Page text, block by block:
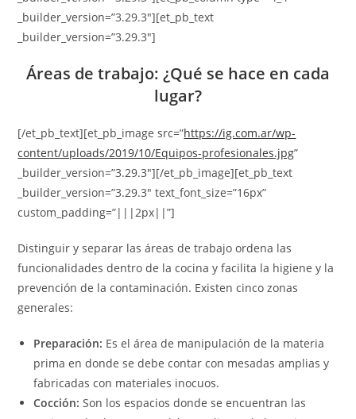
_builder_version=”3.29.3″][et_pb_text
_builder_version=”3.29.3″]
Áreas de trabajo: ¿Qué se hace en cada
lugar?
[/et_pb_text][et_pb_image src=”https://ig.com.ar/wp-
content/uploads/2019/10/Equipos-profesionales.jpg”
_builder_version=”3.29.3″][/et_pb_image][et_pb_text
_builder_version=”3.29.3″ text_font_size=”16px”
custom_padding=”|||2px||”]
Distinguir y separar las áreas de trabajo ordena las
funcionalidades dentro de la cocina y facilita la higiene y la
prevención de la contaminación. Existen cinco zonas
generales:
Preparación: Es el área de manipulación de la materia
prima en donde se debe contar con mesadas amplias y
fabricadas con materiales inocuos.
Cocción: Son los espacios donde se encuentran las